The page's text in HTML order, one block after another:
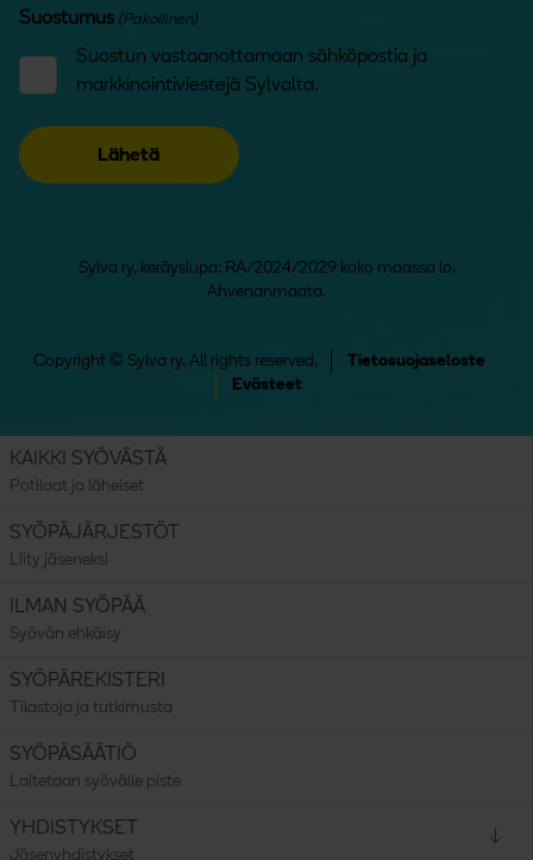
Suostumus (Pakollinen)
Suostun vastaanottamaan sähköpostia ja
markkinointiviestejä Sylvalta.
Sylva ry, keräyslupa: RA/2024/2029 koko maassa lo.
Ahvenanmaata.
Copyright © Sylva ry. All rights reserved.
Tietosuojaseloste
Evästeet
KAIKKI SYÖVÄSTÄ
Potilaat ja läheiset
SYÖPÄJÄRJESTÖT
Liity jäseneksi
ILMAN SYÖPÄÄ
Syövän ehkäisy
SYÖPÄREKISTERI
Tilastoja ja tutkimusta
SYÖPÄSÄÄTIÖ
Laitetaan syövälle piste
Avaa valikko:
YHDISTYKSET
Jäsenyhdistykset